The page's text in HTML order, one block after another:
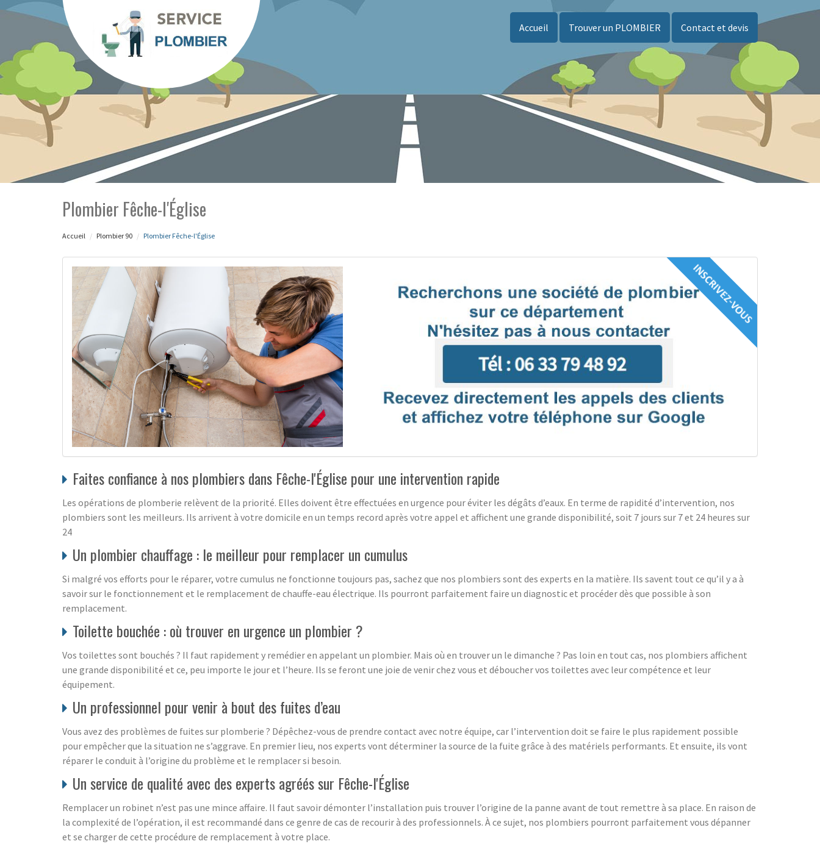
Accueil Trouver un PLOMBIER Contact et devis
Plombier Fêche-l'Église
Accueil Plombier 90 Plombier Fêche-l'Église
Faites confiance à nos plombiers dans Fêche-l'Église pour une intervention rapide
Les opérations de plomberie relèvent de la priorité. Elles doivent être effectuées en urgence pour éviter les dégâts d’eaux. En terme de rapidité d’intervention, nos
plombiers sont les meilleurs. Ils arrivent à votre domicile en un temps record après votre appel et affichent une grande disponibilité, soit 7 jours sur 7 et 24 heures sur
24
Un plombier chauffage : le meilleur pour remplacer un cumulus
Si malgré vos efforts pour le réparer, votre cumulus ne fonctionne toujours pas, sachez que nos plombiers sont des experts en la matière. Ils savent tout ce qu’il y a à
savoir sur le fonctionnement et le remplacement de chauffe-eau électrique. Ils pourront parfaitement faire un diagnostic et procéder dès que possible à son
remplacement.
Toilette bouchée : où trouver en urgence un plombier ?
Vos toilettes sont bouchés ? Il faut rapidement y remédier en appelant un plombier. Mais où en trouver un le dimanche ? Pas loin en tout cas, nos plombiers affichent
une grande disponibilité et ce, peu importe le jour et l’heure. Ils se feront une joie de venir chez vous et déboucher vos toilettes avec leur compétence et leur
équipement.
Un professionnel pour venir à bout des fuites d’eau
Vous avez des problèmes de fuites sur plomberie ? Dépêchez-vous de prendre contact avec notre équipe, car l’intervention doit se faire le plus rapidement possible
pour empêcher que la situation ne s’aggrave. En premier lieu, nos experts vont déterminer la source de la fuite grâce à des matériels performants. Et ensuite, ils vont
réparer le conduit à l’origine du problème et le remplacer si besoin.
Un service de qualité avec des experts agréés sur Fêche-l'Église
Remplacer un robinet n’est pas une mince affaire. Il faut savoir démonter l’installation puis trouver l’origine de la panne avant de tout remettre à sa place. En raison de
la complexité de l’opération, il est recommandé dans ce genre de cas de recourir à des professionnels. À ce sujet, nos plombiers pourront parfaitement vous dépanner
et se charger de cette procédure de remplacement à votre place.